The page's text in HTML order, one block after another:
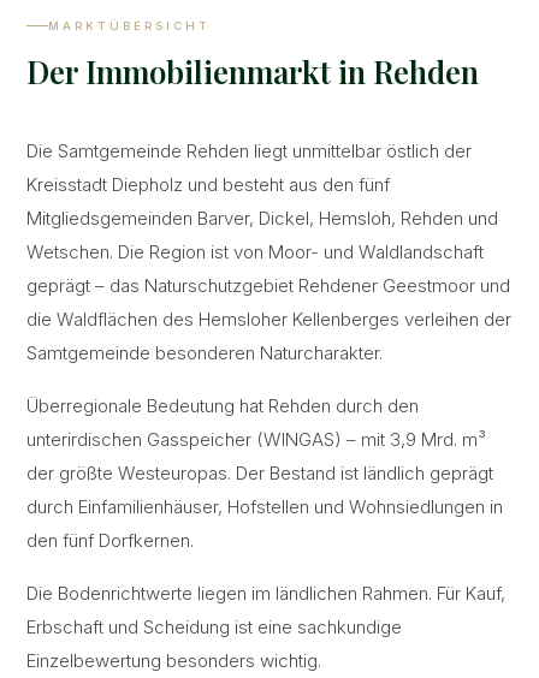
MARKTÜBERSICHT
Der Immobilienmarkt in Rehden
Die Samtgemeinde Rehden liegt unmittelbar östlich der
Kreisstadt Diepholz und besteht aus den fünf
Mitgliedsgemeinden Barver, Dickel, Hemsloh, Rehden und
Wetschen. Die Region ist von Moor- und Waldlandschaft
geprägt – das Naturschutzgebiet Rehdener Geestmoor und
die Waldflächen des Hemsloher Kellenberges verleihen der
Samtgemeinde besonderen Naturcharakter.
Überregionale Bedeutung hat Rehden durch den
unterirdischen Gasspeicher (WINGAS) – mit 3,9 Mrd. m³
der größte Westeuropas. Der Bestand ist ländlich geprägt
durch Einfamilienhäuser, Hofstellen und Wohnsiedlungen in
den fünf Dorfkernen.
Die Bodenrichtwerte liegen im ländlichen Rahmen. Für Kauf,
Erbschaft und Scheidung ist eine sachkundige
Einzelbewertung besonders wichtig.